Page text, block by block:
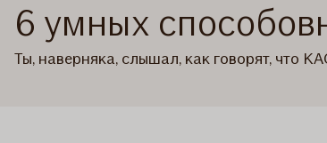
6 умных
Ты, наверняка, слышал, как говорят, что